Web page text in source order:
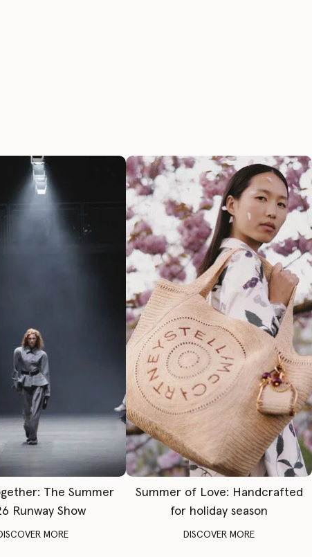
The Summer
Runway Show
MORE
Summer of Love: Handcrafted
for holiday season
DISCOVER MORE